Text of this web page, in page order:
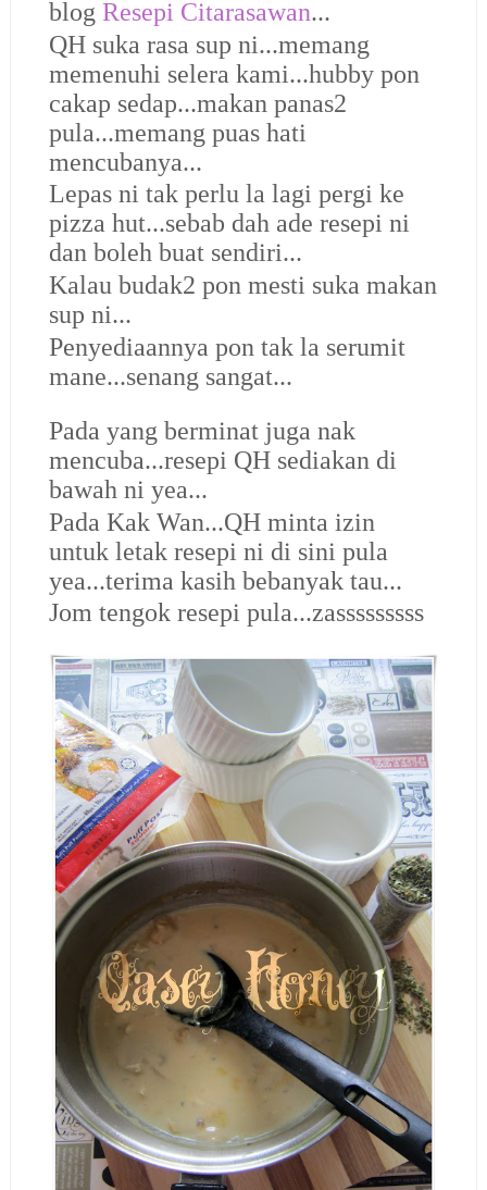
blog Resepi Citarasawan...
QH suka rasa sup ni...memang
memenuhi selera kami...hubby pon
cakap sedap...makan panas2
pula...memang puas hati
mencubanya...
Lepas ni tak perlu la lagi pergi ke
pizza hut...sebab dah ade resepi ni
dan boleh buat sendiri...
Kalau budak2 pon mesti suka makan
sup ni...
Penyediaannya pon tak la serumit
mane...senang sangat...
Pada yang berminat juga nak
mencuba...resepi QH sediakan di
bawah ni yea...
Pada Kak Wan...QH minta izin
untuk letak resepi ni di sini pula
yea...terima kasih bebanyak tau...
Jom tengok resepi pula...zasssssssss